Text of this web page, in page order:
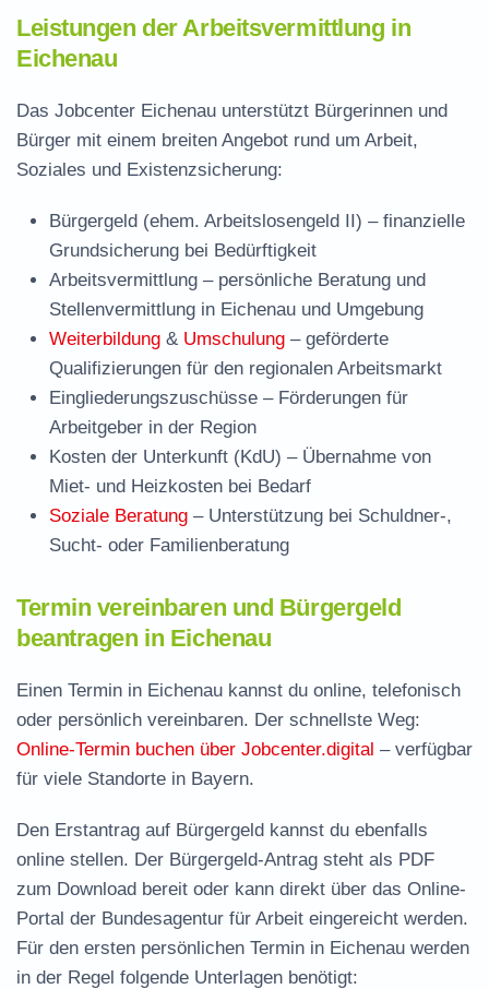
Leistungen der Arbeitsvermittlung in
Eichenau
Das Jobcenter Eichenau unterstützt Bürgerinnen und
Bürger mit einem breiten Angebot rund um Arbeit,
Soziales und Existenzsicherung:
Bürgergeld (ehem. Arbeitslosengeld II) – finanzielle
Grundsicherung bei Bedürftigkeit
Arbeitsvermittlung – persönliche Beratung und
Stellenvermittlung in Eichenau und Umgebung
Weiterbildung & Umschulung – geförderte
Qualifizierungen für den regionalen Arbeitsmarkt
Eingliederungszuschüsse – Förderungen für
Arbeitgeber in der Region
Kosten der Unterkunft (KdU) – Übernahme von
Miet- und Heizkosten bei Bedarf
Soziale Beratung – Unterstützung bei Schuldner-,
Sucht- oder Familienberatung
Termin vereinbaren und Bürgergeld
beantragen in Eichenau
Einen Termin in Eichenau kannst du online, telefonisch
oder persönlich vereinbaren. Der schnellste Weg:
Online-Termin buchen über Jobcenter.digital – verfügbar
für viele Standorte in Bayern.
Den Erstantrag auf Bürgergeld kannst du ebenfalls
online stellen. Der Bürgergeld-Antrag steht als PDF
zum Download bereit oder kann direkt über das Online-
Portal der Bundesagentur für Arbeit eingereicht werden.
Für den ersten persönlichen Termin in Eichenau werden
in der Regel folgende Unterlagen benötigt: